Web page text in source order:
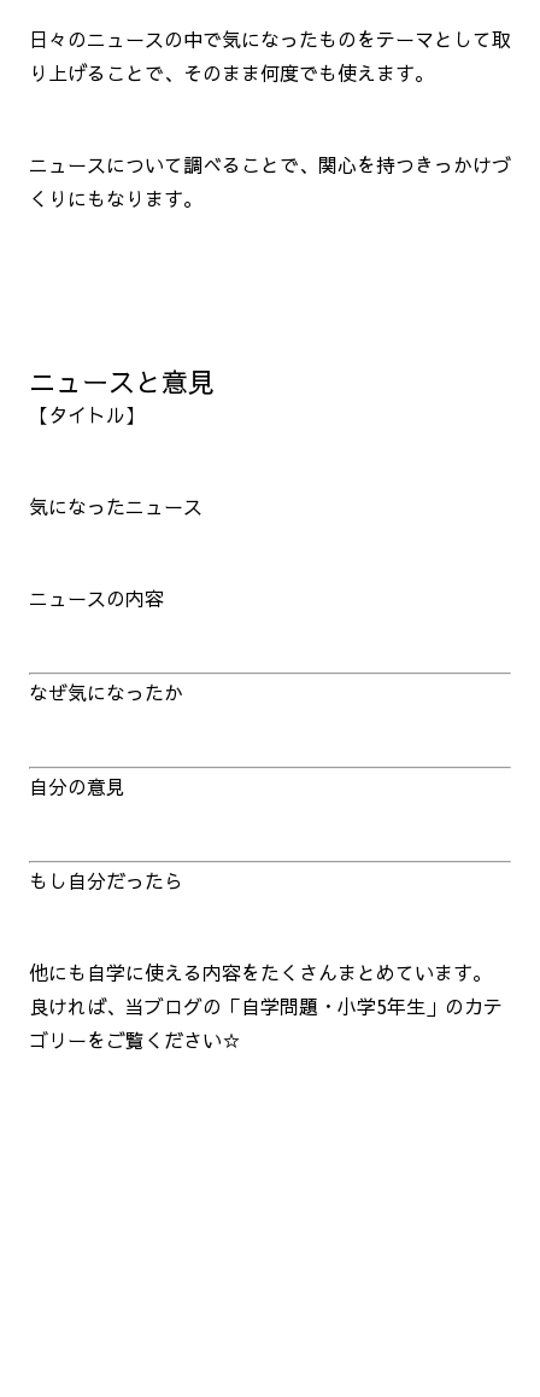
日々のニュースの中で気になったものをテーマとして取
り上げることで、そのまま何度でも使えます。
ニュースについて調べることで、関心を持つきっかけづ
くりにもなります。
ニュースと意見
【タイトル】
気になったニュース
ニュースの内容
なぜ気になったか
自分の意見
もし自分だったら
他にも自学に使える内容をたくさんまとめています。
良ければ、当ブログの「自学問題・小学5年生」のカテ
ゴリーをご覧ください☆